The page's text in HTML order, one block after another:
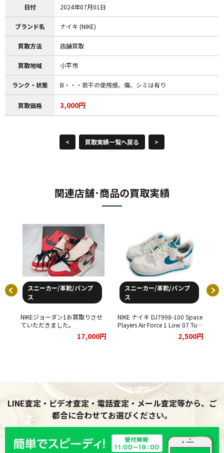
日付 2024年07月01日
ブランド名 ナイキ (NIKE)
買取方法 店舗買取
買取地域 小平市
ランク・状態 B・・・若干の使用感、傷、シミは有り
買取価格 3,000円
< 買取実績一覧へ戻る >
関連店舗･商品の買取実績
スニーカー/革靴/パンプ
ス
NIKEジョーダン1お買取りさせ
ていただきました。
17,000円
スニーカー/革靴/パンプ
ス
NIKE ナイキ DJ7998-100 Space
Players Air Force 1 Low 07 Tune
Squad エアフォース1 スニーカ
ー ホワイトをお買取りさせてい
2,500円
LINE査定・ビデオ査定・電話査定・メール査定等から、ご
都合に合わせてお選びください。